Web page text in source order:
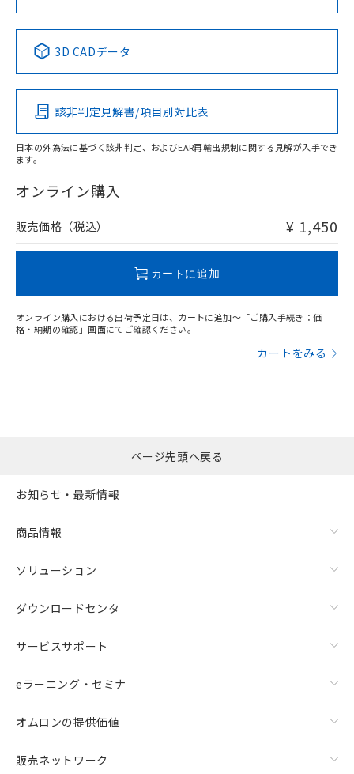
Pb Hg Cd Cr(VI)
O
在庫等で未対応品が混在する可能性があります。
問い合わせください。
No No No No
この製品の規格認証/適合状況ページへ
その他の認証はこちらのページからご検索ください
3D CADデータ
該非判定見解書/項目別対比表
日本の外為法に基づく該非判定、およびEAR再輸出規制に関する見解が入手でき
ます。
オンライン購入
販売価格（税込） ¥ 1,450
カートに追加
オンライン購入における出荷予定日は、カートに追加～「ご購入手続き：価
格・納期の確認」画面にてご確認ください。
カートをみる
ページ先頭へ戻る
お知らせ・最新情報
商品情報
ソリューション
ダウンロードセンタ
サービスサポート
eラーニング・セミナ
オムロンの提供価値
販売ネットワーク